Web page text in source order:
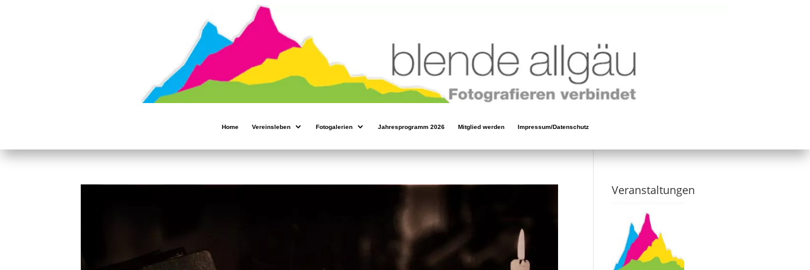
Home Vereinsleben Fotogalerien Jahresprogramm 2026 Mitglied werden Impressum/Datenschutz
Veranstaltungen